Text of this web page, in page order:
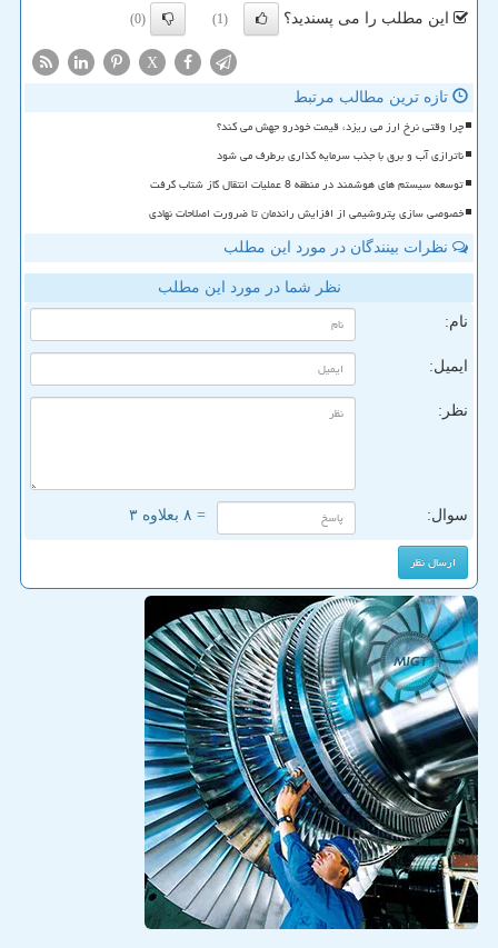
این مطلب را می پسندید؟ (1)
(0)
X
تازه ترین مطالب مرتبط
چرا وقتی نرخ ارز می ریزد، قیمت خودرو جهش می کند؟
ناترازی آب و برق با جذب سرمایه گذاری برطرف می شود
توسعه سیستم های هوشمند در منطقه 8 عملیات انتقال گاز شتاب گرفت
خصوصی سازی پتروشیمی از افزایش راندمان تا ضرورت اصلاحات نهادی
نظرات بینندگان در مورد این مطلب
نظر شما در مورد این مطلب
نام:
ایمیل:
نظر:
سوال: = ۸ بعلاوه ۳